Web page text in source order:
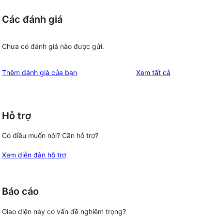
Các đánh giá
Chưa có đánh giá nào được gửi.
Thêm đánh giá của bạn Xem tất cả
Hỗ trợ
Có điều muốn nói? Cần hỗ trợ?
Xem diễn đàn hỗ trợ
Báo cáo
Giao diện này có vấn đề nghiêm trọng?